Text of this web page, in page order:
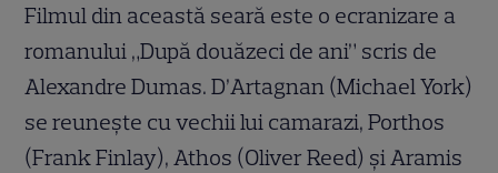
Filmul din această seară este o ecranizare a
romanului „După douăzeci de ani” scris de
Alexandre Dumas. D’Artagnan (Michael York)
se reuneşte cu vechii lui camarazi, Porthos
(Frank Finlay), Athos (Oliver Reed) şi Aramis